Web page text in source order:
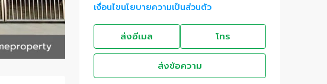
เงื่อนไขนโยบายความเป็นส่วนตัว
ส่งอีเมล โทร
ส่งข้อความ